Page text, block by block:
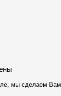
мы сделаем Вам